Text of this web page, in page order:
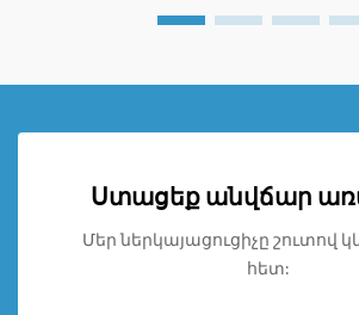
արատները, որոնք այլապես դժվար
Ստացեք անվճար
Մեր ներկայացուցիչը շուտով
հետ: